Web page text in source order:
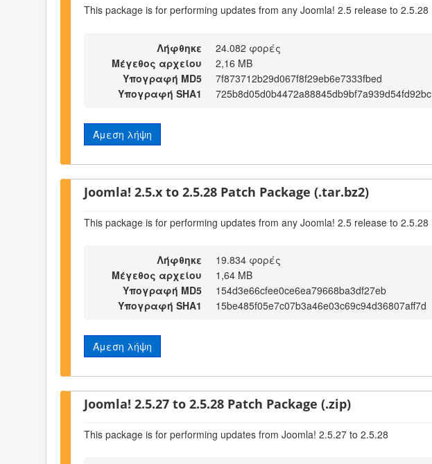
This package is for performing updates from any Joomla! 2.5 release to 2.5.28
Λήφθηκε
24.082 φορές
Μέγεθος αρχείου
2,16 MB
Υπογραφή MD5
7f873712b29d067f8f29eb6e7333fbed
Υπογραφή SHA1
725b8d05d0b4472a88845db9bf7a939d54fd92bc
Άμεση λήψη
Joomla! 2.5.x to 2.5.28 Patch Package (.tar.bz2)
This package is for performing updates from any Joomla! 2.5 release to 2.5.28
Λήφθηκε
19.834 φορές
Μέγεθος αρχείου
1,64 MB
Υπογραφή MD5
154d3e66cfee0ce6ea79668ba3df27eb
Υπογραφή SHA1
15be485f05e7c07b3a46e03c69c94d36807aff7d
Άμεση λήψη
Joomla! 2.5.27 to 2.5.28 Patch Package (.zip)
This package is for performing updates from Joomla! 2.5.27 to 2.5.28